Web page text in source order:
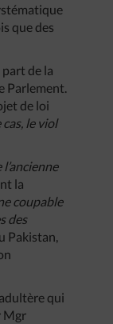
que des
de la
Parlement.
de loi
le viol
la
coupable
des
Pakistan,
qui
Mgr